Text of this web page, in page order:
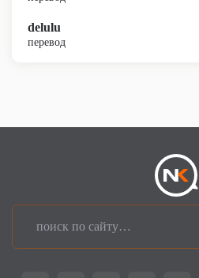
delulu
перевод